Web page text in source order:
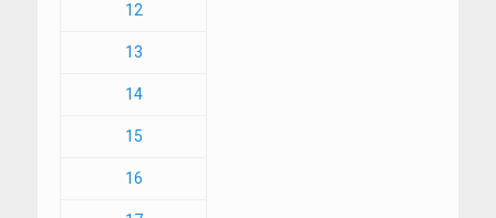
12
13
14
15
16